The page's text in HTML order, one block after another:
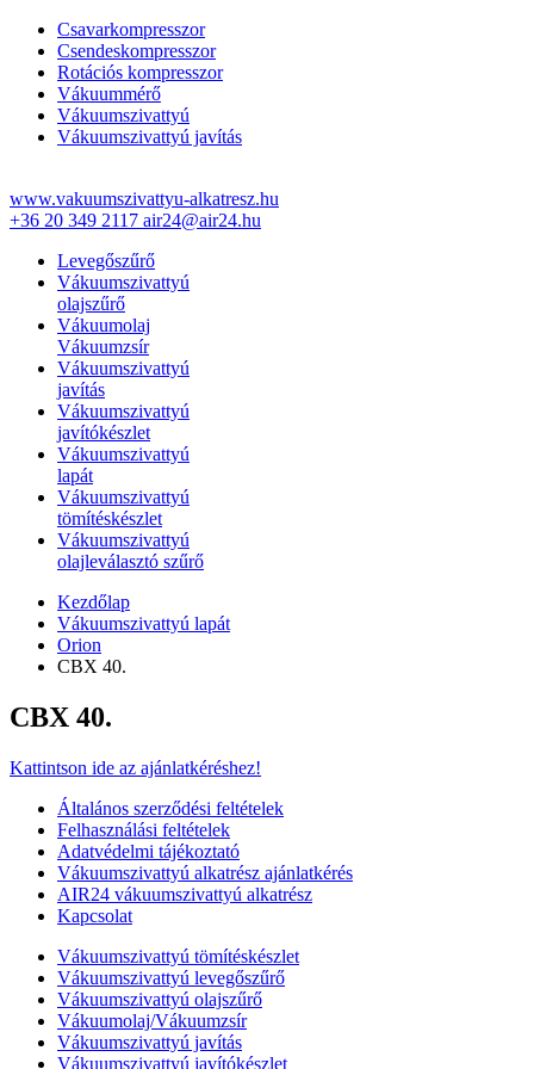
Csavarkompresszor
Csendeskompresszor
Rotációs kompresszor
Vákuummérő
Vákuumszivattyú
Vákuumszivattyú javítás
www.vakuumszivattyu-alkatresz.hu
+36 20 349 2117 air24@air24.hu
Levegőszűrő
Vákuumszivattyú
olajszűrő
Vákuumolaj
Vákuumzsír
Vákuumszivattyú
javítás
Vákuumszivattyú
javítókészlet
Vákuumszivattyú
lapát
Vákuumszivattyú
tömítéskészlet
Vákuumszivattyú
olajleválasztó szűrő
Kezdőlap
Vákuumszivattyú lapát
Orion
CBX 40.
CBX 40.
Kattintson ide az ajánlatkéréshez!
Általános szerződési feltételek
Felhasználási feltételek
Adatvédelmi tájékoztató
Vákuumszivattyú alkatrész ajánlatkérés
AIR24 vákuumszivattyú alkatrész
Kapcsolat
Vákuumszivattyú tömítéskészlet
Vákuumszivattyú levegőszűrő
Vákuumszivattyú olajszűrő
Vákuumolaj/Vákuumzsír
Vákuumszivattyú javítás
Vákuumszivattyú javítókészlet